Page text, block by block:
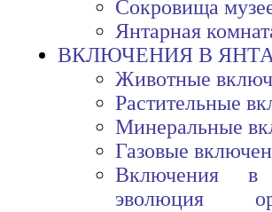
Сокровища
Янтарная
ВКЛЮЧЕНИЯ В
Животные
Растительные
Минеральные
Газовые
Включения
эволюция